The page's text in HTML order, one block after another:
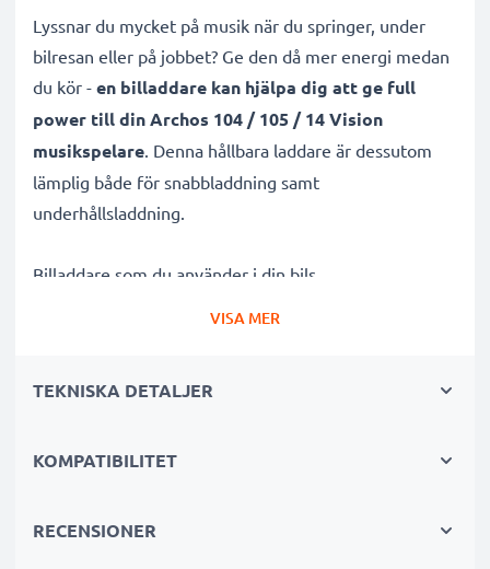
Lyssnar du mycket på musik när du springer, under
bilresan eller på jobbet? Ge den då mer energi medan
du kör - en billaddare kan hjälpa dig att ge full
power till din Archos 104 / 105 / 14 Vision
musikspelare. Denna hållbara laddare är dessutom
lämplig både för snabbladdning samt
underhållsladdning.
Billaddare som du använder i din bils
laddsladden ärkontrollerad för att hålla hög
batteriteknik. Den har även en LED-display, vilken
VISA MER
TEKNISKA DETALJER
KOMPATIBILITET
RECENSIONER